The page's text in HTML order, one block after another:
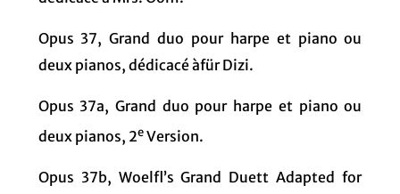
Opus 37, Grand duo pour harpe et piano ou
deux pianos, dédicacé àfür Dizi.
Opus 37a, Grand duo pour harpe et piano ou
deux pianos, 2eVersion.
Opus 37b, Woelfl’s Grand Duett Adapted for